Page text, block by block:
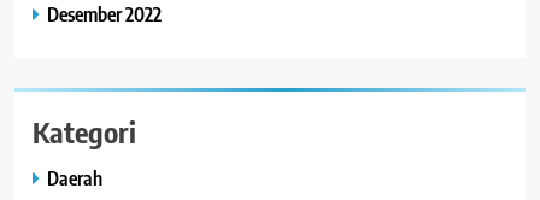
Desember 2022
Kategori
Daerah